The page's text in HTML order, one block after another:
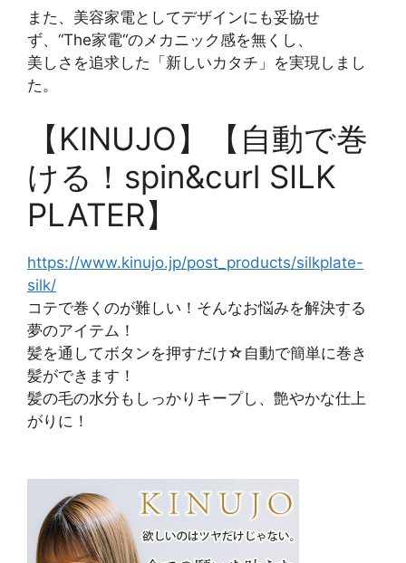
また、美容家電としてデザインにも妥協せ
ず、“The家電“のメカニック感を無くし、
美しさを追求した「新しいカタチ」を実現しまし
た。
【KINUJO】【自動で巻
ける！spin&curl SILK
PLATER】
https://www.kinujo.jp/post_products/silkplate-
silk/
コテで巻くのが難しい！そんなお悩みを解決する
夢のアイテム！
髪を通してボタンを押すだけ☆自動で簡単に巻き
髪ができます！
髪の毛の水分もしっかりキープし、艶やかな仕上
がりに！